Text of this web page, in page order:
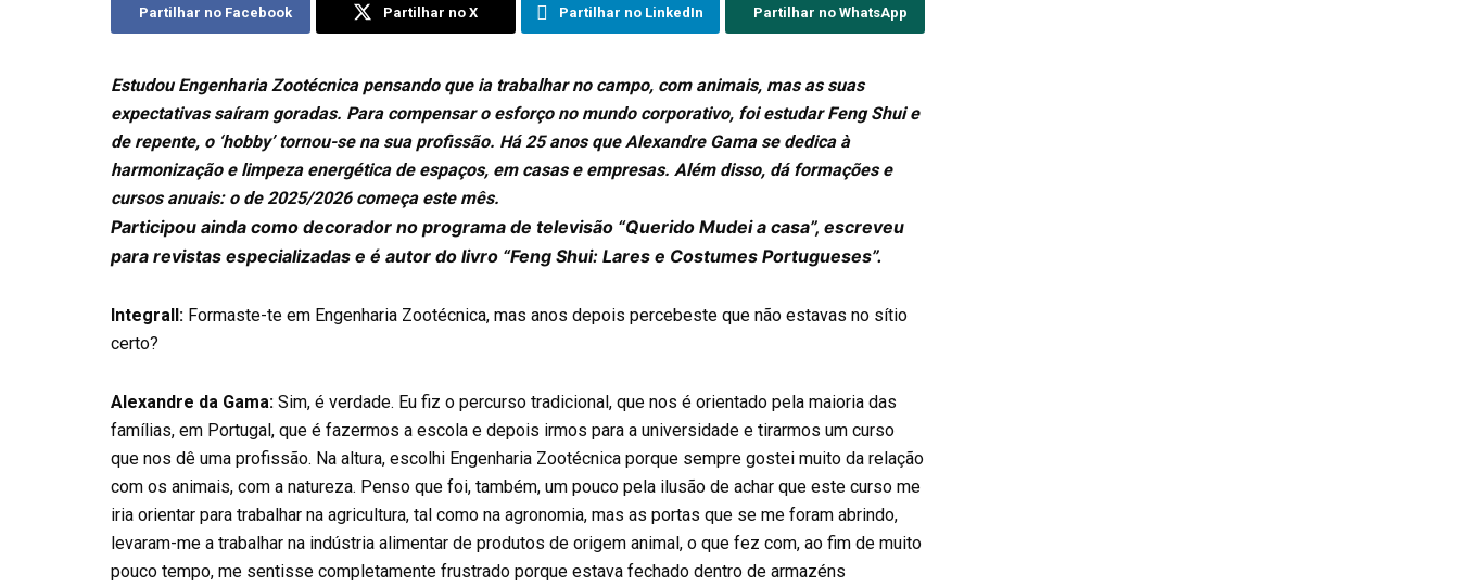
Partilhar no Facebook Partilhar no X Partilhar no LinkedIn Partilhar no WhatsApp
Estudou Engenharia Zootécnica pensando que ia trabalhar no campo, com animais, mas as suas
expectativas saíram goradas. Para compensar o esforço no mundo corporativo, foi estudar Feng Shui e
de repente, o ‘hobby’ tornou-se na sua profissão. Há 25 anos que Alexandre Gama se dedica à
harmonização e limpeza energética de espaços, em casas e empresas. Além disso, dá formações e
cursos anuais: o de 2025/2026 começa este mês.
Participou ainda como decorador no programa de televisão “Querido Mudei a casa”, escreveu
para revistas especializadas e é autor do livro “Feng Shui: Lares e Costumes Portugueses”.
Integrall: Formaste-te em Engenharia Zootécnica, mas anos depois percebeste que não estavas no sítio
certo?
Alexandre da Gama: Sim, é verdade. Eu fiz o percurso tradicional, que nos é orientado pela maioria das
famílias, em Portugal, que é fazermos a escola e depois irmos para a universidade e tirarmos um curso
que nos dê uma profissão. Na altura, escolhi Engenharia Zootécnica porque sempre gostei muito da relação
com os animais, com a natureza. Penso que foi, também, um pouco pela ilusão de achar que este curso me
iria orientar para trabalhar na agricultura, tal como na agronomia, mas as portas que se me foram abrindo,
levaram-me a trabalhar na indústria alimentar de produtos de origem animal, o que fez com, ao fim de muito
pouco tempo, me sentisse completamente frustrado porque estava fechado dentro de armazéns